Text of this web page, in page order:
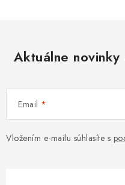
Aktuálne
Email
Vložením e-mailu súhlasíte s